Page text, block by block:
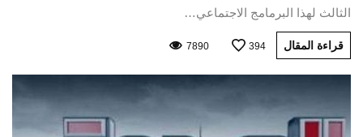
الثالث لهذا البرمامج الاجتماعي…
قراءة المقال 394
7890